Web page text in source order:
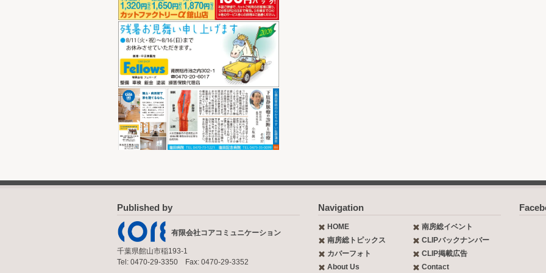
Published by
有限会社コアコミュニケーション
千葉県館山市稲193-1
Tel: 0470-29-3350 Fax: 0470-29-3352
Navigation
HOME
南房総イベント
南房総トピックス
CLIPバックナンバー
カバーフォト
CLIP掲載広告
About Us
Contact